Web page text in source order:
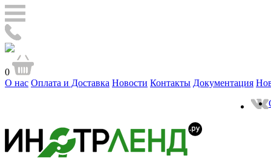
0
О нас Оплата и Доставка Новости Контакты Документация